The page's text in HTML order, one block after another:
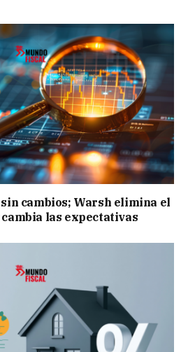
cambios; Warsh elimina el
las expectativas